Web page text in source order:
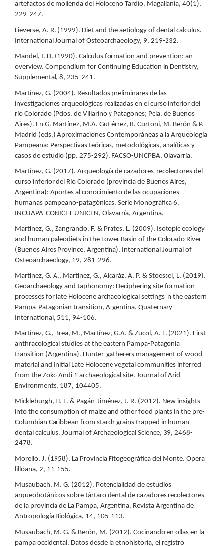
artefactos de molienda del Holoceno Tardío. Magallania, 40(1),
229-247.
Lieverse, A. R. (1999). Diet and the aetiology of dental calculus.
International Journal of Osteoarchaeology, 9, 219-232.
Mandel, I. D. (1990). Calculus formation and prevention: an
overview. Compendium for Continuing Education in Dentistry,
Supplemental, 8, 235-241.
Martínez, G. (2004). Resultados preliminares de las
investigaciones arqueológicas realizadas en el curso inferior del
río Colorado (Pdos. de Villarino y Patagones; Pcia. de Buenos
Aires). En G. Martínez, M.A. Gutiérrez, R. Curtoni, M. Berón & P.
Madrid (eds.) Aproximaciones Contemporáneas a la Arqueología
Pampeana: Perspectivas teóricas, metodológicas, analíticas y
casos de estudio (pp. 275-292). FACSO-UNCPBA. Olavarría.
Martínez, G. (2017). Arqueología de cazadores-recolectores del
curso inferior del Río Colorado (provincia de Buenos Aires,
Argentina): Aportes al conocimiento de las ocupaciones
humanas pampeano-patagónicas. Serie Monográfica 6.
INCUAPA-CONICET-UNICEN, Olavarría, Argentina.
Martínez, G., Zangrando, F. & Prates, L. (2009). Isotopic ecology
and human paleodiets in the Lower Basin of the Colorado River
(Buenos Aires Province, Argentina). International Journal of
Osteoarchaeology, 19, 281-296.
Martínez, G. A., Martínez, G., Alcaráz, A. P. & Stoessel, L. (2019).
Geoarchaeology and taphonomy: Deciphering site formation
processes for late Holocene archaeological settings in the eastern
Pampa-Patagonian transition, Argentina. Quaternary
International, 511, 94-106.
Martínez, G., Brea, M., Martínez, G.A. & Zucol, A. F. (2021). First
anthracological studies at the eastern Pampa-Patagonia
transition (Argentina). Hunter-gatherers management of wood
material and Initial Late Holocene vegetal communities inferred
from the Zoko Andi 1 archaeological site. Journal of Arid
Environments, 187, 104405.
Mickleburgh, H. L. & Pagán-Jiménez, J. R. (2012). New insights
into the consumption of maize and other food plants in the pre-
Columbian Caribbean from starch grains trapped in human
dental calculus. Journal of Archaeological Science, 39, 2468-
2478.
Morello, J. (1958). La Provincia Fitogeográfica del Monte. Opera
lilloana, 2, 11-155.
Musaubach, M. G. (2012). Potencialidad de estudios
arqueobotánicos sobre tártaro dental de cazadores recolectores
de la provincia de La Pampa, Argentina. Revista Argentina de
Antropología Biológica, 14, 105-113.
Musaubach, M. G. & Berón, M. (2012). Cocinando en ollas en la
pampa occidental. Datos desde la etnohistoria, el registro